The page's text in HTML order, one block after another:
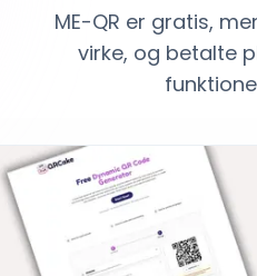
ME-QR er gratis,
virke, og betalte